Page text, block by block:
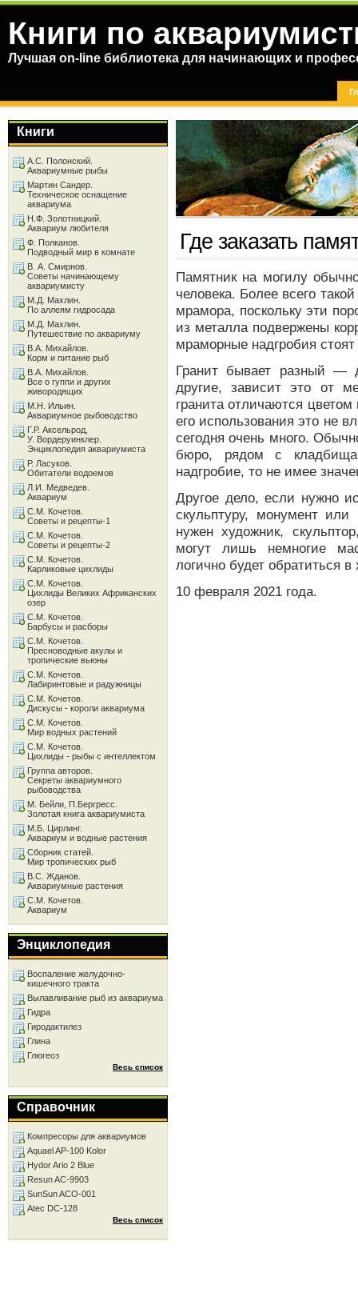
Книги по
Лучшая on-line библиотека для начинающих и
Где заказать
Памятник на могилу
человека. Более всего
мрамора, поскольку эти
из металла подвержены
мраморные надгробия
Гранит бывает разный —
другие, зависит это от
гранита отличаются
его использования это не
сегодня очень много.
бюро, рядом с
надгробие, то не имее
Другое дело, если нужно
скульптуру, монумент
нужен художник,
могут лишь немногие
логично будет обратиться
10 февраля 2021 года.
Книги
А.С. Полонский.
Аквариумные рыбы
Мартин Сандер.
Техническое оснащение
аквариума
Н.Ф. Золотницкий.
Аквариум любителя
Ф. Полканов.
Подводный мир в комнате
В. А. Смирнов.
Советы начинающему
аквариумисту
М.Д. Махлин.
По аллеям гидросада
М.Д. Махлин.
Путешествие по аквариуму
В.А. Михайлов.
Корм и питание рыб
В.А. Михайлов.
Все о гуппи и других
живородящих
М.Н. Ильин.
Аквариумное рыбоводство
Г.Р. Аксельрод,
У. Вордеруинклер.
Энциклопедия аквариумиста
Р. Ласуков.
Обитатели водоемов
Л.И. Медведев.
Аквариум
С.М. Кочетов.
Советы и рецепты-1
С.М. Кочетов.
Советы и рецепты-2
С.М. Кочетов.
Карликовые цихлиды
С.М. Кочетов.
Цихлиды Великих Африканских
озер
С.М. Кочетов.
Барбусы и расборы
С.М. Кочетов.
Пресноводные акулы и
тропические вьюны
С.М. Кочетов.
Лабиринтовые и радужницы
С.М. Кочетов.
Дискусы - короли аквариума
С.М. Кочетов.
Мир водных растений
С.М. Кочетов.
Цихлиды - рыбы с интеллектом
Группа авторов.
Секреты аквариумного
рыбоводства
М. Бейли, П.Бергресс.
Золотая книга аквариумиста
М.Б. Цирлинг.
Аквариум и водные растения
Сборник статей.
Мир тропических рыб
В.С. Жданов.
Аквариумные растения
С.М. Кочетов.
Аквариум
Энциклопедия
Воспаление желудочно-
кишечного тракта
Вылавливание рыб из аквариума
Гидра
Гиродактилез
Глина
Глюгеоз
Весь список
Справочник
Компресоры для аквариумов
Aquael AP-100 Kolor
Hydor Ario 2 Blue
Resun AC-9903
SunSun ACO-001
Atec DC-128
Весь список